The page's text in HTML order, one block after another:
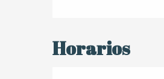
Horarios